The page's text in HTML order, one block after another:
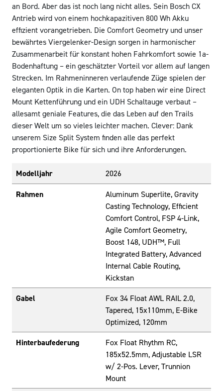
an Bord. Aber das ist noch lang nicht alles. Sein Bosch CX
Antrieb wird von einem hochkapazitiven 800 Wh Akku
effizient vorangetrieben. Die Comfort Geometry und unser
bewährtes Viergelenker-Design sorgen in harmonischer
Zusammenarbeit für konstant hohen Fahrkomfort sowie 1a-
Bodenhaftung – ein geschätzter Vorteil vor allem auf langen
Strecken. Im Rahmeninneren verlaufende Züge spielen der
eleganten Optik in die Karten. On top haben wir eine Direct
Mount Kettenführung und ein UDH Schaltauge verbaut –
allesamt geniale Features, die das Leben auf den Trails
dieser Welt um so vieles leichter machen. Clever: Dank
unserem Size Split System finden alle das perfekt
proportionierte Bike für sich und ihre Anforderungen.
Modelljahr 2026
Rahmen
Aluminum Superlite, Gravity
Casting Technology, Efficient
Comfort Control, FSP 4-Link,
Agile Comfort Geometry,
Boost 148, UDH™, Full
Integrated Battery, Advanced
Internal Cable Routing,
Kickstan
Gabel
Fox 34 Float AWL RAIL 2.0,
Tapered, 15x110mm, E-Bike
Optimized, 120mm
Hinterbaufederung
Fox Float Rhythm RC,
185x52.5mm, Adjustable LSR
w/ 2-Pos. Lever, Trunnion
Mount